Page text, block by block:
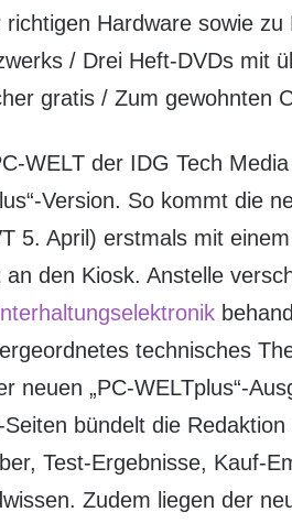
richtigen Hardware sowie
/ Drei Heft-DVDs mit
gratis / Zum gewohnten
WELT der IDG Tech
Version. So kommt die
5. April) erstmals mit
den Kiosk. Anstelle
technisches
neuen „PC-WELTplus“-
bündelt die
Test-Ergebnisse, Kauf-
Zudem liegen der